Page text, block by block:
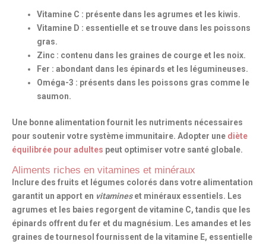
Vitamine C : présente dans les agrumes et les kiwis.
Vitamine D : essentielle et se trouve dans les poissons
gras.
Zinc : contenu dans les graines de courge et les noix.
Fer : abondant dans les épinards et les légumineuses.
Oméga-3 : présents dans les poissons gras comme le
saumon.
Une bonne alimentation fournit les nutriments nécessaires
pour soutenir votre système immunitaire. Adopter une diète
équilibrée pour adultes peut optimiser votre santé globale.
Aliments riches en vitamines et minéraux
Inclure des fruits et légumes colorés dans votre alimentation
garantit un apport en vitamineset minéraux essentiels. Les
agrumes et les baies regorgent de vitamine C, tandis que les
épinards offrent du fer et du magnésium. Les amandes et les
graines de tournesol fournissent de la vitamine E, essentielle